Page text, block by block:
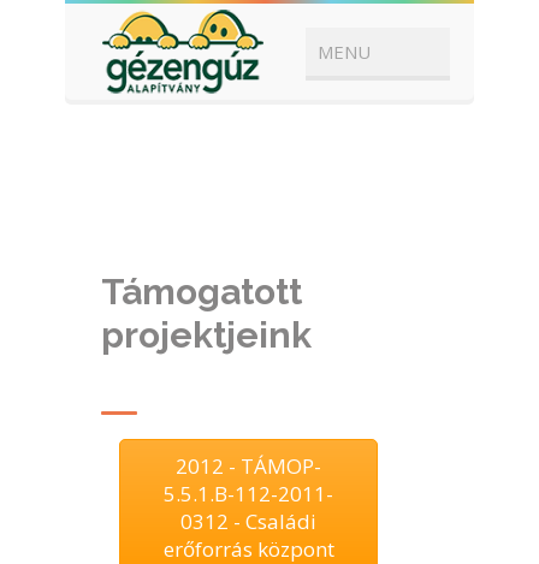
Támogatott
projektjeink
2012 - TÁMOP-
5.5.1.B-112-2011-
0312 - Családi
erőforrás központ